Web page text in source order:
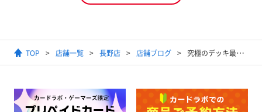
TOP 店舗一覧 長野店 店舗ブログ 究極のデッキ最低500円買取始まる……